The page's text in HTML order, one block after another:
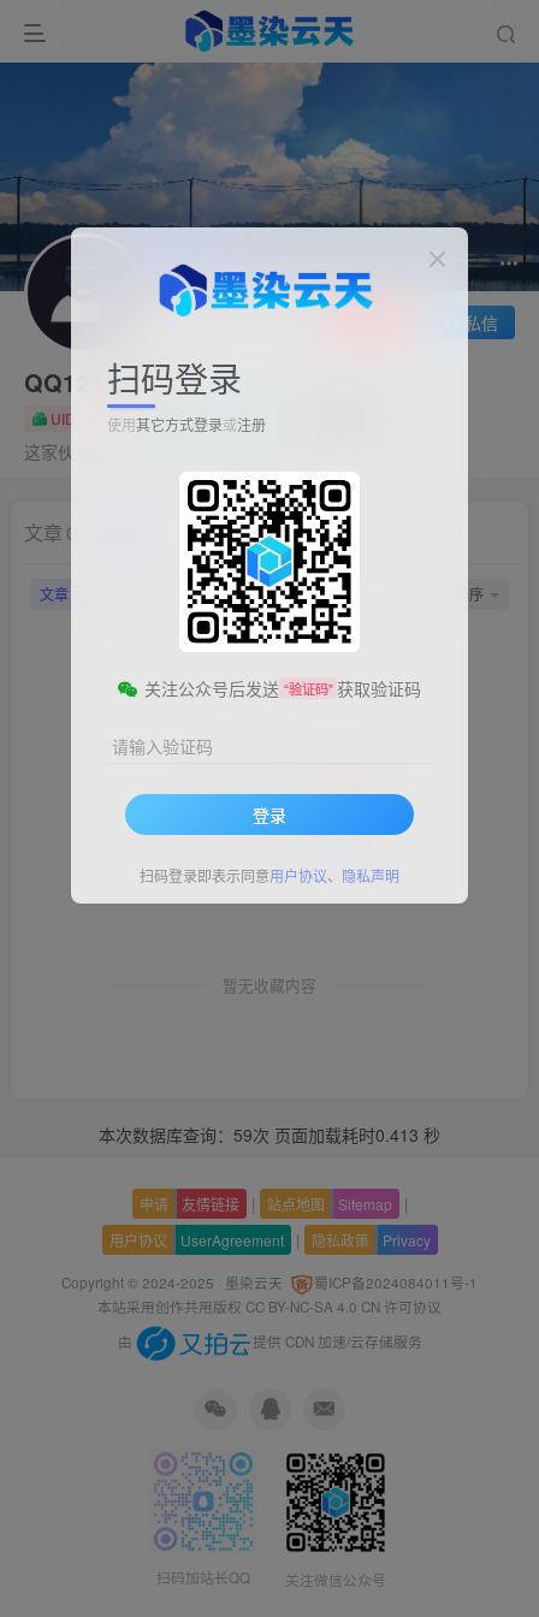
QQ123456
UID：207 已加入墨染云天591天
这家伙很懒，什么都没有写...
私信
文章 0 评论4 版块 0 帖子
文章 排序
暂无收藏内容
本次数据库查询：59次 页面加载耗时0.413 秒
申请 友情链接 | 站点地图 Sitemap |
用户协议 UserAgreement | 隐私政策 Privacy
Copyright © 2024-2025 · 墨染云天
蜀ICP备2024084011号-1
本站采用创作共用版权 CC BY-NC-SA 4.0 CN 许可协议
由
提供 CDN 加速/云存储服务
扫码加站长QQ 关注微信公众号
扫码登录
使用其它方式登录或注册
关注公众号后发送 “验证码” 获取验证码
请输入验证码
登录
扫码登录即表示同意用户协议、 隐私声明